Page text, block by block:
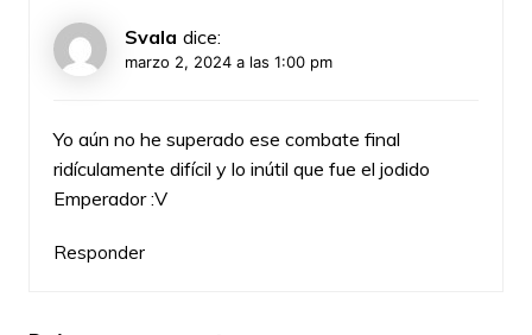
Svala dice:
marzo 2, 2024 a las 1:00 pm
Yo aún no he superado ese combate final
ridículamente difícil y lo inútil que fue el jodido
Emperador :V
Responder